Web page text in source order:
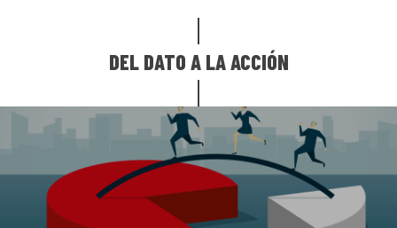
DEL DATO A LA ACCIÓN